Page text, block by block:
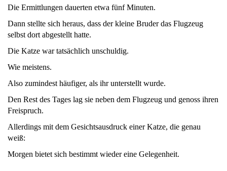
Die Ermittlungen dauerten etwa fünf Minuten.
Dann stellte sich heraus, dass der kleine Bruder das Flugzeug
selbst dort abgestellt hatte.
Die Katze war tatsächlich unschuldig.
Wie meistens.
Also zumindest häufiger, als ihr unterstellt wurde.
Den Rest des Tages lag sie neben dem Flugzeug und genoss ihren
Freispruch.
Allerdings mit dem Gesichtsausdruck einer Katze, die genau
weiß:
Morgen bietet sich bestimmt wieder eine Gelegenheit.